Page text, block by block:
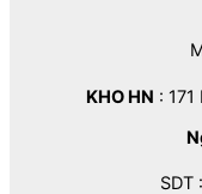
KHO HN :
SDT